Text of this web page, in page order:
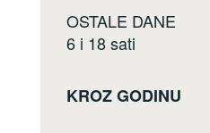
OSTALE DANE
6 i 18 sati
KROZ GODINU